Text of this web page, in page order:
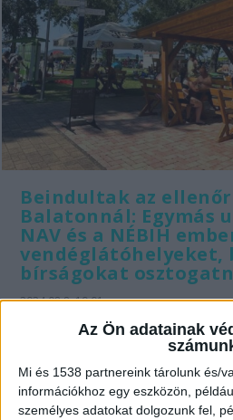
Az Ön adatainak
Mi és 1538 partnereink tárolunk és/
információkhoz egy eszközön,
személyes adatokat dolgozunk fel,
Beindultak az
Balatonnál: Egymás
NAV és a NÉBIH
vendéglátóhelyeket,
bírságokat
2024.08.8. 19:01
A Nemzeti Élelmiszerlánc-
szakemberei eddig mintegy